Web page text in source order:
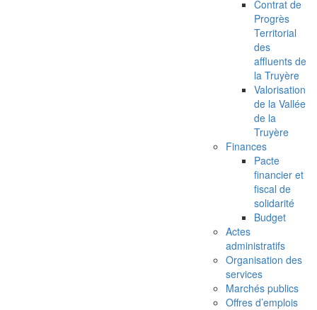
Contrat de
Progrès
Territorial
des
affluents de
la Truyère
Valorisation
de la Vallée
de la
Truyère
Finances
Pacte
financier et
fiscal de
solidarité
Budget
Actes
administratifs
Organisation des
services
Marchés publics
Offres d’emplois